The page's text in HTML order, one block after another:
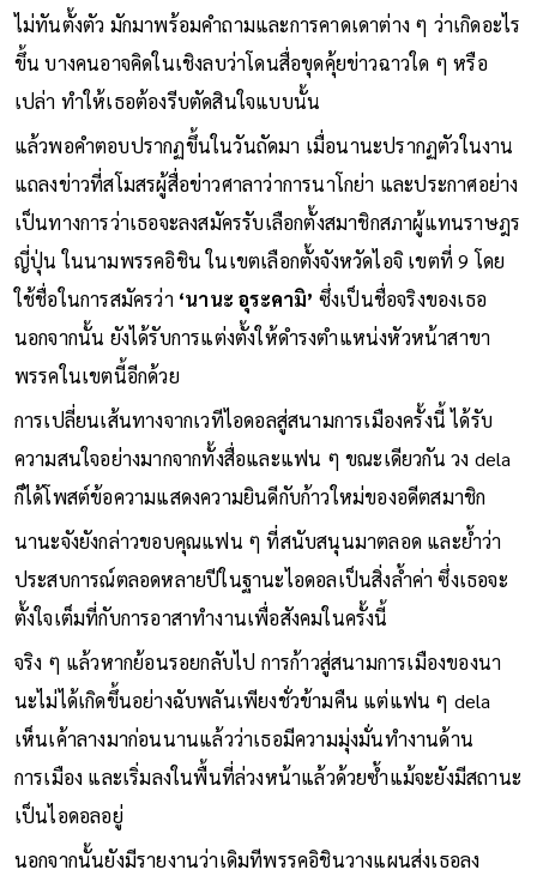
ไม่ทันตั้งตัว มักมาพร้อมคำถามและการคาดเดาต่าง ๆ ว่าเกิดอะไร
ขึ้น บางคนอาจคิดในเชิงลบว่าโดนสื่อขุดคุ้ยข่าวฉาวใด ๆ หรือ
เปล่า ทำให้เธอต้องรีบตัดสินใจแบบนั้น
แล้วพอคำตอบปรากฏขึ้นในวันถัดมา เมื่อนานะปรากฏตัวในงาน
แถลงข่าวที่สโมสรผู้สื่อข่าวศาลาว่าการนาโกย่า และประกาศอย่าง
เป็นทางการว่าเธอจะลงสมัครรับเลือกตั้งสมาชิกสภาผู้แทนราษฎร
ญี่ปุ่น ในนามพรรคอิชิน ในเขตเลือกตั้งจังหวัดไอจิ เขตที่ 9 โดย
ใช้ชื่อในการสมัครว่า ‘นานะ อุระคามิ’ ซึ่งเป็นชื่อจริงของเธอ
นอกจากนั้น ยังได้รับการแต่งตั้งให้ดำรงตำแหน่งหัวหน้าสาขา
พรรคในเขตนี้อีกด้วย
การเปลี่ยนเส้นทางจากเวทีไอดอลสู่สนามการเมืองครั้งนี้ ได้รับ
ความสนใจอย่างมากจากทั้งสื่อและแฟน ๆ ขณะเดียวกัน วง dela
ก็ได้โพสต์ข้อความแสดงความยินดีกับก้าวใหม่ของอดีตสมาชิก
นานะจังยังกล่าวขอบคุณแฟน ๆ ที่สนับสนุนมาตลอด และย้ำว่า
ประสบการณ์ตลอดหลายปีในฐานะไอดอลเป็นสิ่งล้ำค่า ซึ่งเธอจะ
ตั้งใจเต็มที่กับการอาสาทำงานเพื่อสังคมในครั้งนี้
จริง ๆ แล้วหากย้อนรอยกลับไป การก้าวสู่สนามการเมืองของนา
นะไม่ได้เกิดขึ้นอย่างฉับพลันเพียงชั่วข้ามคืน แต่แฟน ๆ dela
เห็นเค้าลางมาก่อนนานแล้วว่าเธอมีความมุ่งมั่นทำงานด้าน
การเมือง และเริ่มลงในพื้นที่ล่วงหน้าแล้วด้วยซ้ำแม้จะยังมีสถานะ
เป็นไอดอลอยู่
นอกจากนั้นยังมีรายงานว่าเดิมทีพรรคอิชินวางแผนส่งเธอลง